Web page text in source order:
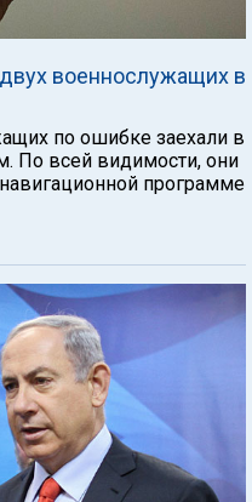
военнослужащих в
по ошибке заехали в
По всей видимости, они
программе